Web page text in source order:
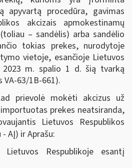
apyvartą procedūra, gavimas
akcizais apmokestinamų
– sandėlis) arba sandėlio
tokias prekes, nurodytoje
vietoje, esančioje Lietuvos
2023 m. spalio 1 d. šią tvarką
63/1B-661).
prievolė mokėti akcizus už
prekes neatsiranda,
Lietuvos Respublikos
AĮ) ir Aprašu:
Respublikoje esantį